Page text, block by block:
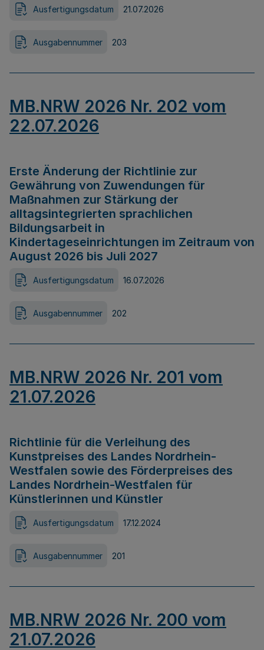
Ausfertigungsdatum 21.07.2026
Ausgabennummer 203
MB.NRW 2026 Nr. 202 vom
22.07.2026
Erste Änderung der Richtlinie zur
Gewährung von Zuwendungen für
Maßnahmen zur Stärkung der
alltagsintegrierten sprachlichen
Bildungsarbeit in
Kindertageseinrichtungen im Zeitraum von
August 2026 bis Juli 2027
Ausfertigungsdatum 16.07.2026
Ausgabennummer 202
MB.NRW 2026 Nr. 201 vom
21.07.2026
Richtlinie für die Verleihung des
Kunstpreises des Landes Nordrhein-
Westfalen sowie des Förderpreises des
Landes Nordrhein-Westfalen für
Künstlerinnen und Künstler
Ausfertigungsdatum 17.12.2024
Ausgabennummer 201
MB.NRW 2026 Nr. 200 vom
21.07.2026